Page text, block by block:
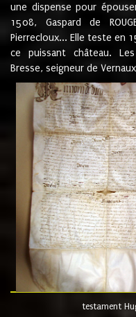
une dispense pour
1508, Gaspard de
Pierrecloux... Elle teste en
ce puissant château. Les
Bresse, seigneur de
testament